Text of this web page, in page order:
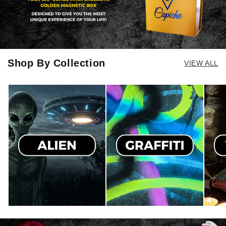
60 die ersten die daß möglich
gemacht haben! Und ich bin Musiker
und genieße meine invalid Pension!
Und solche Dinge, sind mir was wert!
Kunst,Kultur... Deswegen möchte ich
werde so lange es möglich ist
weiterhin Caps bis ... Kaufen!
Respect 💥💪💥🤟
Shop By Collection VIEW ALL